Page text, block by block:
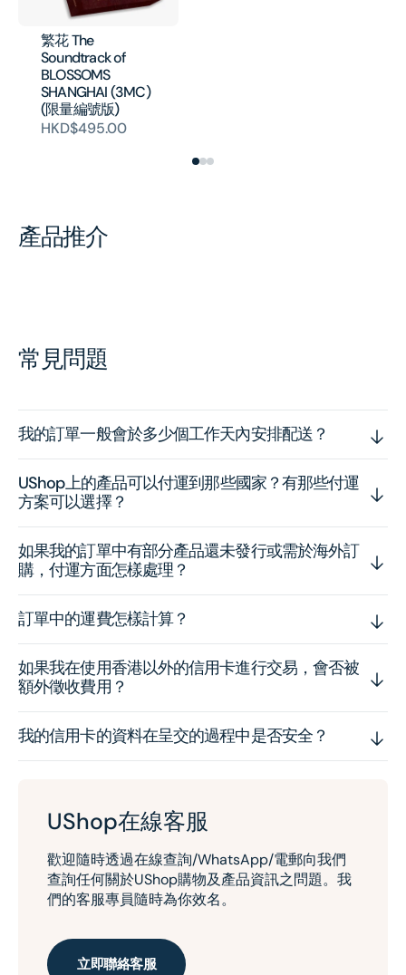
繁花 The
Soundtrack of
BLOSSOMS
SHANGHAI (3MC)
(限量編號版)
HKD$495.00
產品推介
常見問題
我的訂單一般會於多少個工作天內安排配送？
UShop上的產品可以付運到那些國家？有那些付運
方案可以選擇？
如果我的訂單中有部分產品還未發行或需於海外訂
購，付運方面怎樣處理？
訂單中的運費怎樣計算？
如果我在使用香港以外的信用卡進行交易，會否被
額外徵收費用？
我的信用卡的資料在呈交的過程中是否安全？
UShop在線客服
歡迎隨時透過在線查詢/WhatsApp/電郵向我們
查詢任何關於UShop購物及產品資訊之問題。我
們的客服專員隨時為你效名。
立即聯絡客服